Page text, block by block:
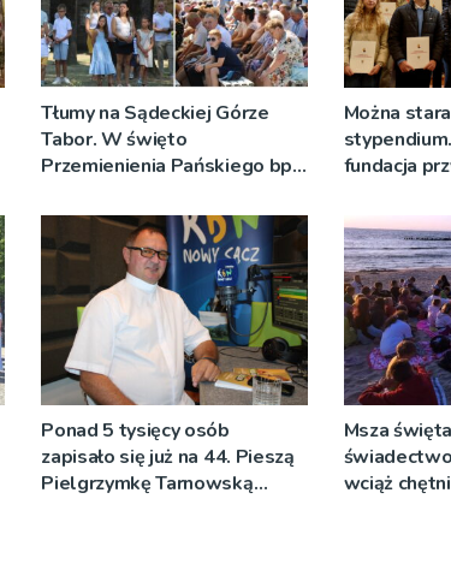
Tłumy na Sądeckiej Górze
Tabor. W święto
Przemienienia Pańskiego bp
Sakramentów [ZDJĘCIA]
Można
fundacja
Ponad 5 tysięcy osób
zapisało się już na 44. Pieszą
Pielgrzymkę Tarnowską
Msza
wciąż